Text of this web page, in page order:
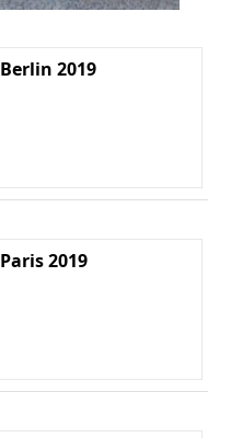
Berlin 2019
Paris 2019